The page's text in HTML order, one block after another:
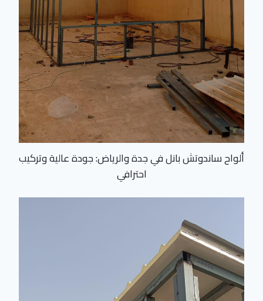
ألواح ساندوتش بانل في جدة والرياض: جودة عالية وتركيب
احترافي